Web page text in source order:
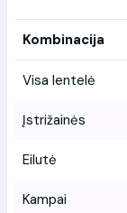
Kombinacija
Visa lentelė
Įstrižainės
Eilutė
Kampai